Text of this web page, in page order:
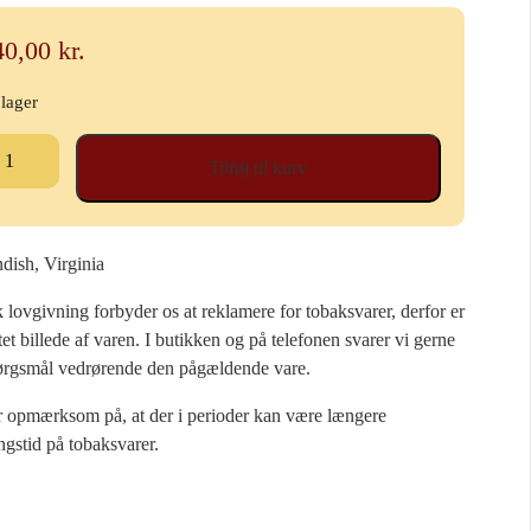
kr.
Tilføj til kurv
Virginia
lovgivning forbyder os at reklamere for tobaksvarer, derfor er
billede af varen. I butikken og på telefonen svarer vi gerne
vedrørende den pågældende vare.
opmærksom på, at der i perioder kan være længere
på tobaksvarer.